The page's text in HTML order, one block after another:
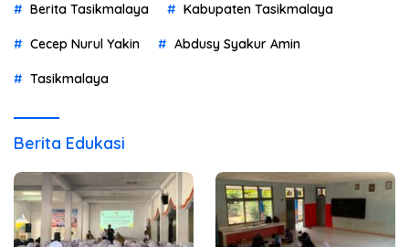
Berita Tasikmalaya Kabupaten Tasikmalaya
Cecep Nurul Yakin Abdusy Syakur Amin
Tasikmalaya
Berita Edukasi